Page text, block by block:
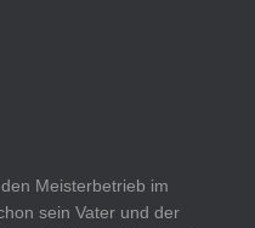
Meisterbetrieb im
sein Vater und der